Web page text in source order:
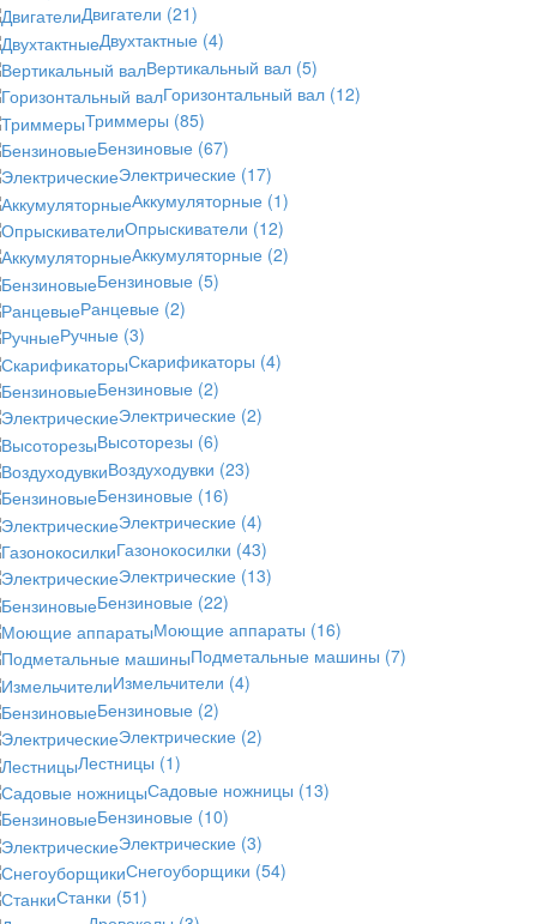
Двигатели (21)
Двухтактные (4)
Вертикальный вал (5)
Горизонтальный вал (12)
Триммеры (85)
Бензиновые (67)
Электрические (17)
Аккумуляторные (1)
Опрыскиватели (12)
Аккумуляторные (2)
Бензиновые (5)
Ранцевые (2)
Ручные (3)
Скарификаторы (4)
Бензиновые (2)
Электрические (2)
Высоторезы (6)
Воздуходувки (23)
Бензиновые (16)
Электрические (4)
Газонокосилки (43)
Электрические (13)
Бензиновые (22)
Моющие аппараты (16)
Подметальные машины (7)
Измельчители (4)
Бензиновые (2)
Электрические (2)
Лестницы (1)
Садовые ножницы (13)
Бензиновые (10)
Электрические (3)
Снегоуборщики (54)
Станки (51)